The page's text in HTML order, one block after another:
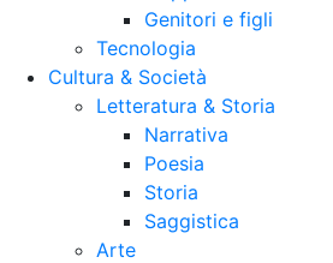
Genitori e figli
Tecnologia
Cultura & Società
Letteratura & Storia
Narrativa
Poesia
Storia
Saggistica
Arte